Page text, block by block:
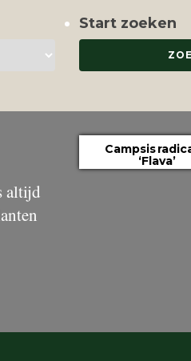
Start zoeken
altijd
Campsis
‘Flava’